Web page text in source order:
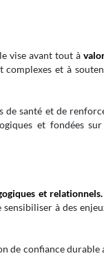
vise avant tout à
complexes et à
de santé et de
et fondées
et relationnels.
à des
de confiance durable